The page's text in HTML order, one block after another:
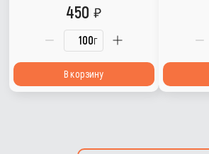
г
450
В корзину